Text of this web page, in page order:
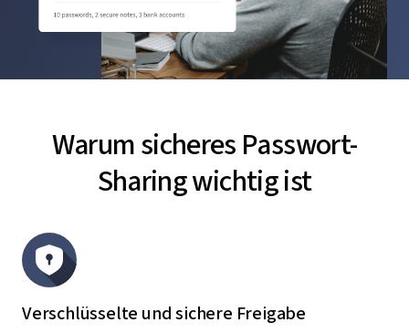
Warum sicheres Passwort-
Sharing wichtig ist
Verschlüsselte und sichere Freigabe